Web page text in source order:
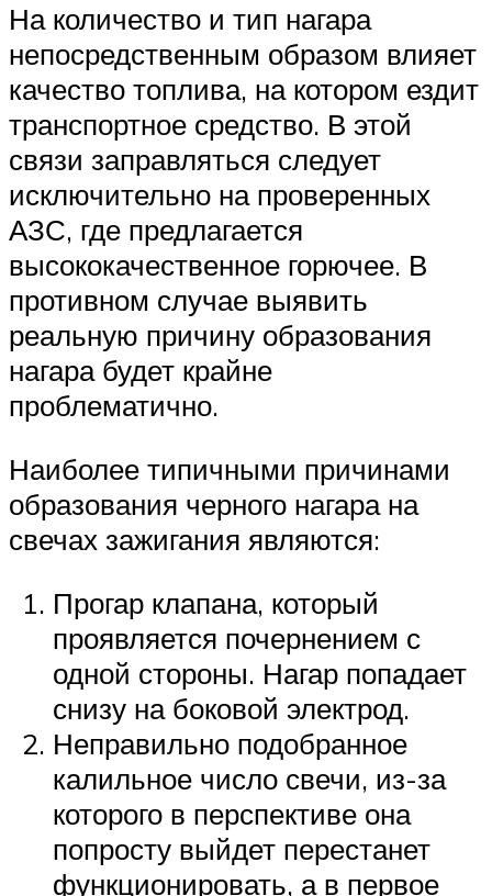
На количество и тип нагара
непосредственным образом влияет
качество топлива, на котором ездит
транспортное средство. В этой
связи заправляться следует
исключительно на проверенных
АЗС, где предлагается
высококачественное горючее. В
противном случае выявить
реальную причину образования
нагара будет крайне
проблематично.
Наиболее типичными причинами
образования черного нагара на
свечах зажигания являются:
Прогар клапана, который
проявляется почернением с
одной стороны. Нагар попадает
снизу на боковой электрод.
Неправильно подобранное
калильное число свечи, из-за
которого в перспективе она
попросту выйдет перестанет
функционировать, а в первое